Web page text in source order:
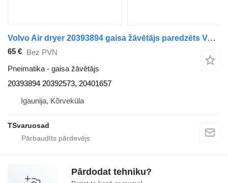
Volvo Air dryer 20393894 gaisa žāvētājs paredzēts Volvo FM9 vilcēja
65 € Bez PVN
Pneimatika - gaisa žāvētājs
20393894 20392573, 20401657
Igaunija, Kõrveküla
TSvaruosad
Pārdodat tehniku?